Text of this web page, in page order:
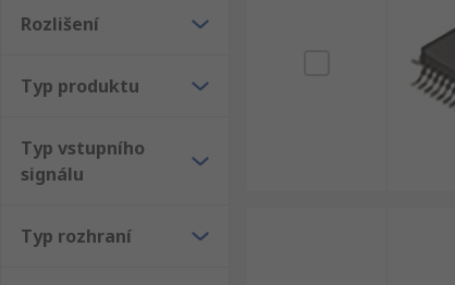
Rozlišení
Typ produktu
Typ vstupního
signálu
Typ rozhraní